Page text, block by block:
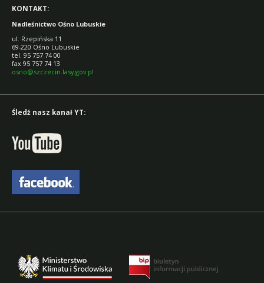
KONTAKT:
Nadleśnictwo Ośno Lubuskie
ul. Rzepińska 11
69-220 Ośno Lubuskie
tel. 95 757 74 00
fax 95 757 74 13
osno@szczecin.lasy.gov.pl
Śledź nasz kanał YT: